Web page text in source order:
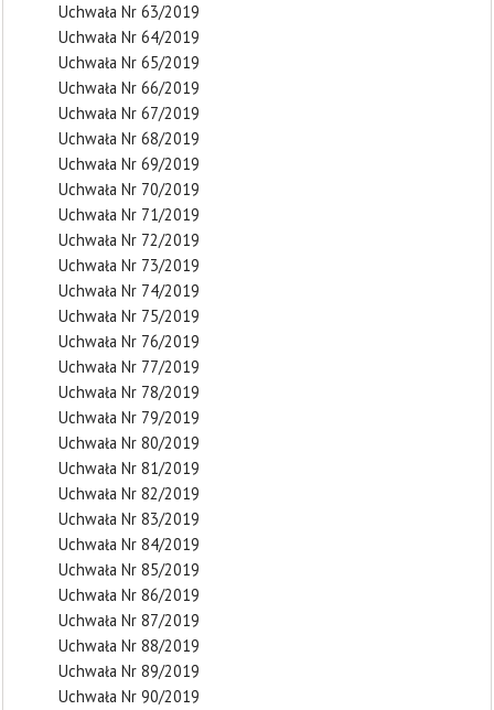
Uchwała Nr 63/2019
Uchwała Nr 64/2019
Uchwała Nr 65/2019
Uchwała Nr 66/2019
Uchwała Nr 67/2019
Uchwała Nr 68/2019
Uchwała Nr 69/2019
Uchwała Nr 70/2019
Uchwała Nr 71/2019
Uchwała Nr 72/2019
Uchwała Nr 73/2019
Uchwała Nr 74/2019
Uchwała Nr 75/2019
Uchwała Nr 76/2019
Uchwała Nr 77/2019
Uchwała Nr 78/2019
Uchwała Nr 79/2019
Uchwała Nr 80/2019
Uchwała Nr 81/2019
Uchwała Nr 82/2019
Uchwała Nr 83/2019
Uchwała Nr 84/2019
Uchwała Nr 85/2019
Uchwała Nr 86/2019
Uchwała Nr 87/2019
Uchwała Nr 88/2019
Uchwała Nr 89/2019
Uchwała Nr 90/2019